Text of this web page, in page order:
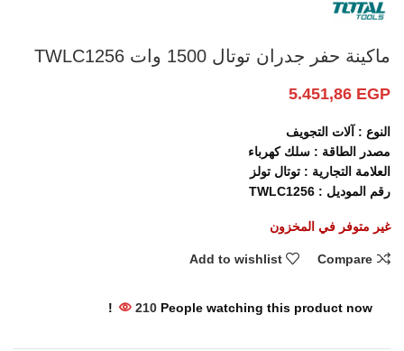
ماكينة حفر جدران توتال 1500 وات TWLC1256
5.451,86 EGP
النوع : آلات التجويف
مصدر الطاقة : سلك كهرباء
العلامة التجارية : توتال تولز
رقم الموديل : TWLC1256
غير متوفر في المخزون
Compare
Add to wishlist
210 People watching this product now!